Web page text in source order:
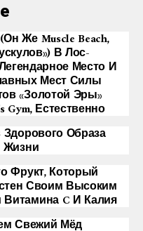
Же Muscle Beach,
В Лос-
Место И
Мест Силы
«Золотой Эры»
Gym, Естественно
Образа
Жизни
Фрукт, Который
Своим Высоким
C И Калия
Свежий Мёд